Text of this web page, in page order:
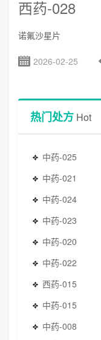
西药-028
诺氟沙星片
2026-02-25
热门处方 Hot
中药-025
中药-021
中药-024
中药-023
中药-020
中药-022
西药-015
中药-015
中药-008